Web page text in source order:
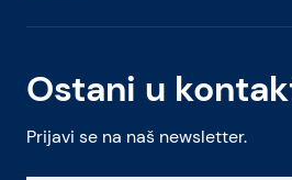
Ostani u
Prijavi se na naš newsletter.